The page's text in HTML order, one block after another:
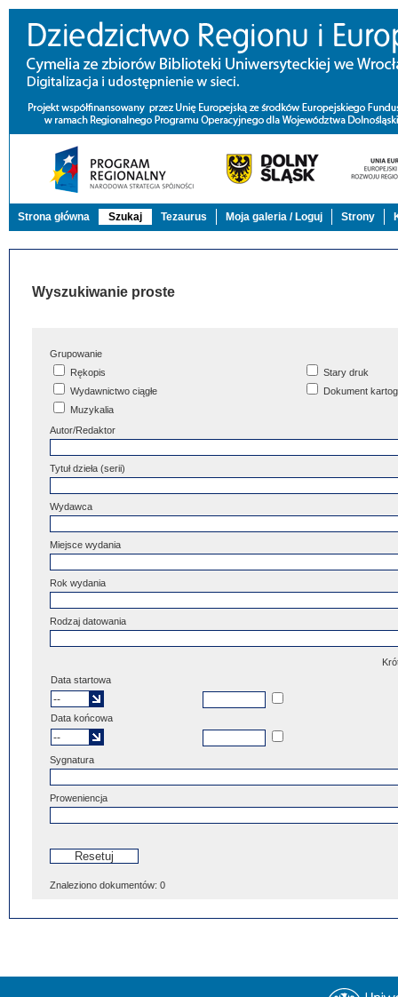
Strona główna Szukaj Tezaurus Moja galeria / Loguj Strony
Wyszukiwanie proste
Grupowanie
Rękopis
Stary druk
Wydawnictwo ciągłe
Dokument
Muzykalia
Autor/Redaktor
Tytuł dzieła (serii)
Wydawca
Miejsce wydania
Rok wydania
Rodzaj datowania
Data startowa
Data końcowa
Sygnatura
Proweniencja
Znaleziono dokumentów: 0